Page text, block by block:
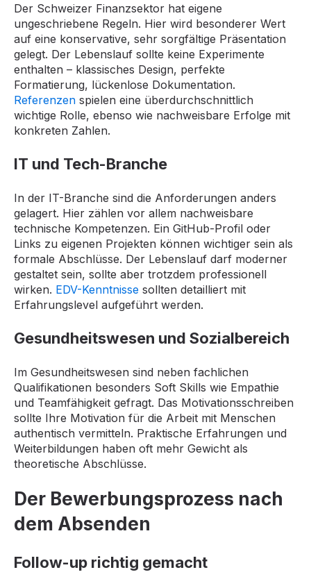
Der Schweizer Finanzsektor hat eigene
ungeschriebene Regeln. Hier wird besonderer Wert
auf eine konservative, sehr sorgfältige Präsentation
gelegt. Der Lebenslauf sollte keine Experimente
enthalten – klassisches Design, perfekte
Formatierung, lückenlose Dokumentation.
Referenzen spielen eine überdurchschnittlich
wichtige Rolle, ebenso wie nachweisbare Erfolge mit
konkreten Zahlen.
IT und Tech-Branche
In der IT-Branche sind die Anforderungen anders
gelagert. Hier zählen vor allem nachweisbare
technische Kompetenzen. Ein GitHub-Profil oder
Links zu eigenen Projekten können wichtiger sein als
formale Abschlüsse. Der Lebenslauf darf moderner
gestaltet sein, sollte aber trotzdem professionell
wirken. EDV-Kenntnisse sollten detailliert mit
Erfahrungslevel aufgeführt werden.
Gesundheitswesen und Sozialbereich
Im Gesundheitswesen sind neben fachlichen
Qualifikationen besonders Soft Skills wie Empathie
und Teamfähigkeit gefragt. Das Motivationsschreiben
sollte Ihre Motivation für die Arbeit mit Menschen
authentisch vermitteln. Praktische Erfahrungen und
Weiterbildungen haben oft mehr Gewicht als
theoretische Abschlüsse.
Der Bewerbungsprozess nach
dem Absenden
Follow-up richtig gemacht